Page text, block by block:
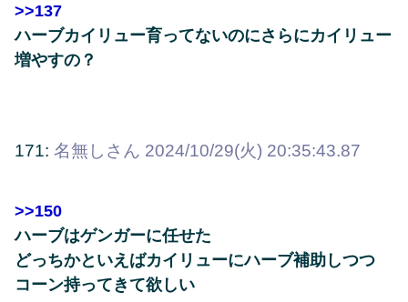
>>137
ハーブカイリュー育ってないのにさらにカイリュー
増やすの？
171: 名無しさん 2024/10/29(火) 20:35:43.87
>>150
ハーブはゲンガーに任せた
どっちかといえばカイリューにハーブ補助しつつ
コーン持ってきて欲しい